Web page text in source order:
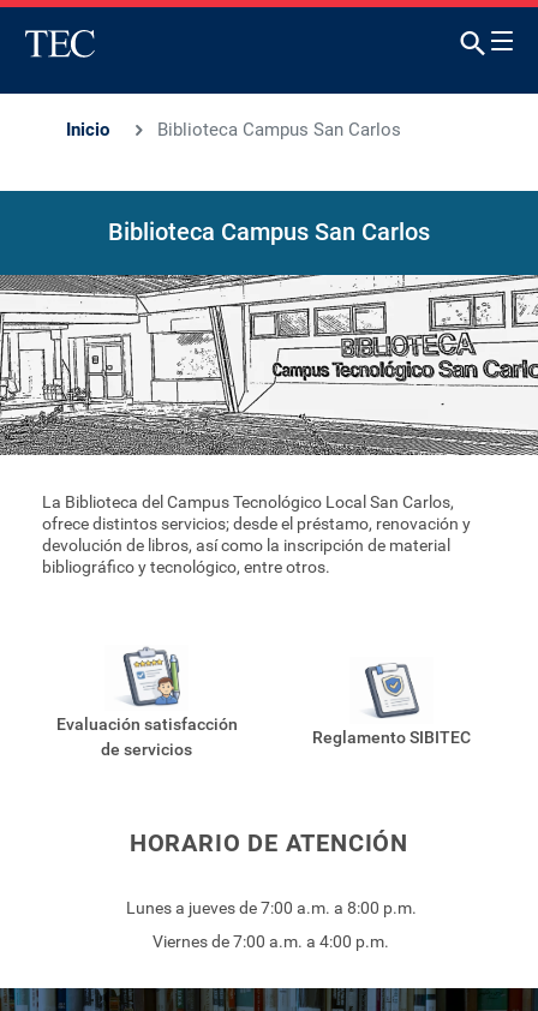
Inicio Biblioteca Campus San Carlos
Biblioteca Campus San Carlos
La Biblioteca del Campus Tecnológico Local San Carlos,
ofrece distintos servicios; desde el préstamo, renovación y
devolución de libros, así como la inscripción de material
bibliográfico y tecnológico, entre otros.
Evaluación satisfacción
de servicios
Reglamento SIBITEC
HORARIO DE ATENCIÓN
Lunes a jueves de 7:00 a.m. a 8:00 p.m.
Viernes de 7:00 a.m. a 4:00 p.m.